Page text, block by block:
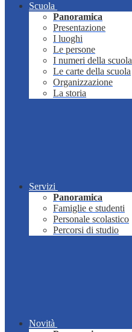
Scuola
Panoramica
Presentazione
I luoghi
Le persone
I numeri della scuola
Le carte della scuola
Organizzazione
La storia
Servizi
Panoramica
Famiglie e studenti
Personale scolastico
Percorsi di studio
Novità